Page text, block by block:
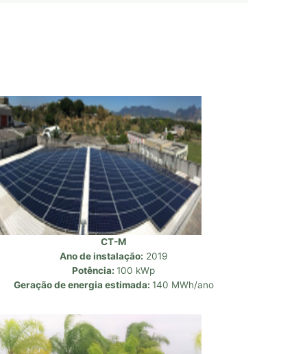
CT-M
Ano de instalação: 2019
Potência:100 kWp
Geração de energia estimada: 140 MWh/ano